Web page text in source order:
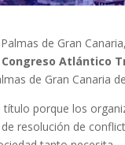
de Gran
Congreso Atlántico
de Gran Canaria
título porque los
resolución de